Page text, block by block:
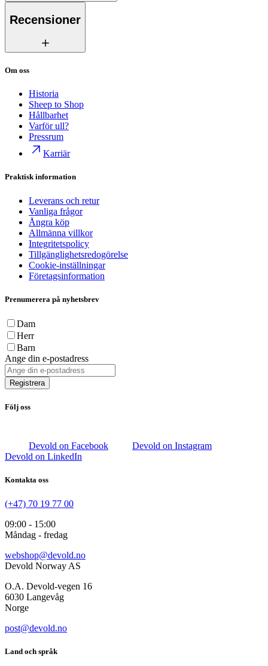
Recensioner
Om oss
Historia
Sheep to Shop
Hållbarhet
Varför ull?
Pressrum
Karriär
Praktisk information
Leverans och retur
Vanliga frågor
Ångra köp
Allmänna villkor
Integritetspolicy
Tillgänglighetsredogörelse
Cookie-inställningar
Företagsinformation
Prenumerera på nyhetsbrev
Dam
Herr
Barn
Ange din e-postadress
Registrera
Följ oss
Devold on Facebook
Devold on Instagram
Devold on LinkedIn
Kontakta oss
(+47) 70 19 77 00
09:00 - 15:00
Måndag - fredag
webshop@devold.no
Devold Norway AS
O.A. Devold-vegen 16
6030 Langevåg
Norge
post@devold.no
Land och språk